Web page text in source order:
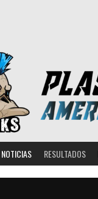
NOTICIAS RESULTADOS